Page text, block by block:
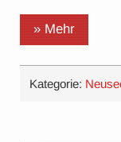
» Mehr
Kategorie: